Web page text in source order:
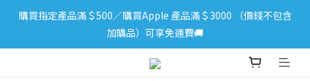
iPhone 17 系列新登場！立即訂購
購買指定產品滿＄500／購買Apple 產品滿＄3000 （價錢不包含
加購品）可享免運費🚚
iPhone 17 系列新登場！立即訂購